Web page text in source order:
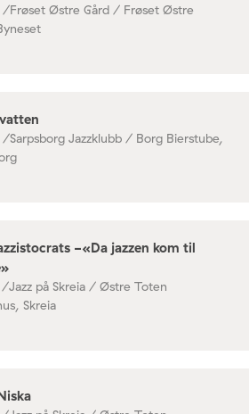
/Frøset Østre Gård / Frøset Østre
/Sarpsborg Jazzklubb / Borg Bierstube,
-«Da jazzen kom til
/Jazz på Skreia / Østre Toten
Skreia